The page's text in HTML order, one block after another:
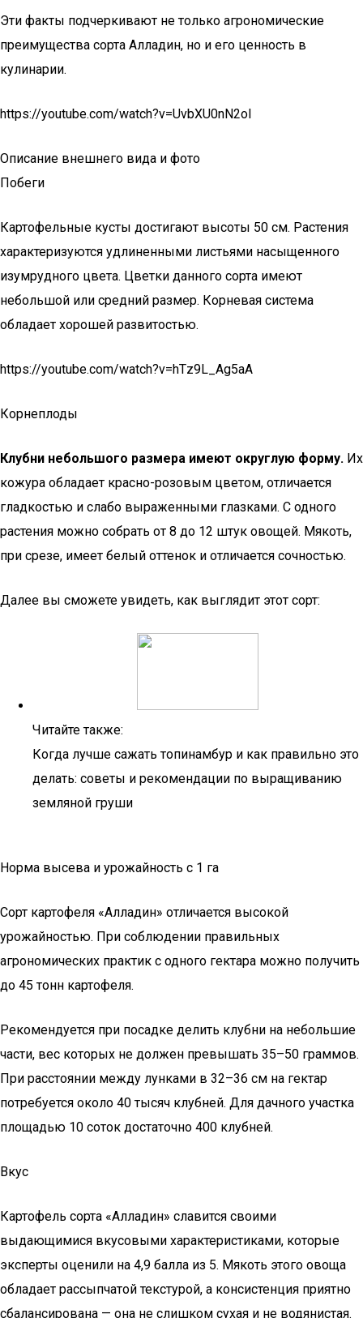
Эти факты подчеркивают не только агрономические
преимущества сорта Алладин, но и его ценность в
кулинарии.
https://youtube.com/watch?v=UvbXU0nN2oI
Описание внешнего вида и фото
Побеги
Картофельные кусты достигают высоты 50 см. Растения
характеризуются удлиненными листьями насыщенного
изумрудного цвета. Цветки данного сорта имеют
небольшой или средний размер. Корневая система
обладает хорошей развитостью.
https://youtube.com/watch?v=hTz9L_Ag5aA
Корнеплоды
Клубни небольшого размера имеют округлую форму. Их
кожура обладает красно-розовым цветом, отличается
гладкостью и слабо выраженными глазками. С одного
растения можно собрать от 8 до 12 штук овощей. Мякоть,
при срезе, имеет белый оттенок и отличается сочностью.
Далее вы сможете увидеть, как выглядит этот сорт:
Читайте также:
Когда лучше сажать топинамбур и как правильно это
делать: советы и рекомендации по выращиванию
земляной груши
Норма высева и урожайность с 1 га
Сорт картофеля «Алладин» отличается высокой
урожайностью. При соблюдении правильных
агрономических практик с одного гектара можно получить
до 45 тонн картофеля.
Рекомендуется при посадке делить клубни на небольшие
части, вес которых не должен превышать 35–50 граммов.
При расстоянии между лунками в 32–36 см на гектар
потребуется около 40 тысяч клубней. Для дачного участка
площадью 10 соток достаточно 400 клубней.
Вкус
Картофель сорта «Алладин» славится своими
выдающимися вкусовыми характеристиками, которые
эксперты оценили на 4,9 балла из 5. Мякоть этого овоща
обладает рассыпчатой текстурой, а консистенция приятно
сбалансирована — она не слишком сухая и не водянистая.